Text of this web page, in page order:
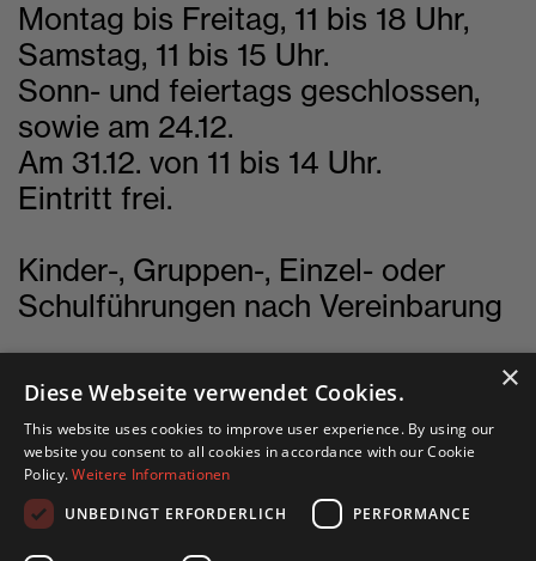
Montag bis Freitag, 11 bis 18 Uhr,
Samstag, 11 bis 15 Uhr.
Sonn- und feiertags geschlossen,
sowie am 24.12.
Am 31.12. von 11 bis 14 Uhr.
Eintritt frei.
Kinder-, Gruppen-, Einzel- oder
Schulführungen nach Vereinbarung
English site
Deutsche Seite
×
Diese Webseite verwendet Cookies.
This website uses cookies to improve user experience. By using our
website you consent to all cookies in accordance with our Cookie
Policy.Weitere Informationen
UNBEDINGT ERFORDERLICH
PERFORMANCE